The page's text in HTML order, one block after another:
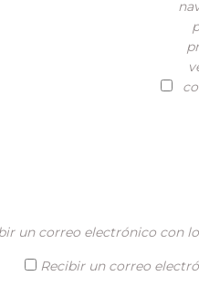
un correo electrónico con
Recibir un correo